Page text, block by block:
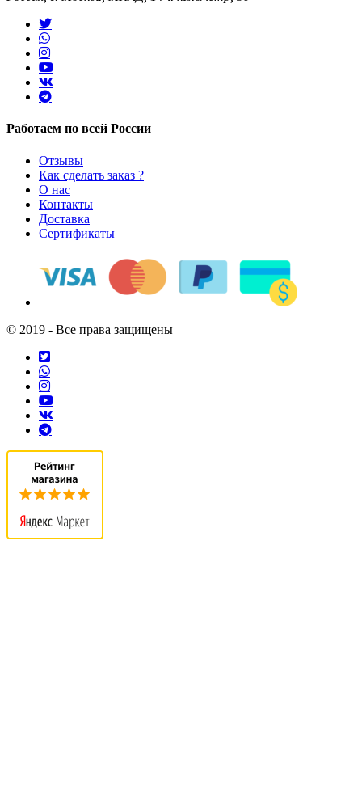
Работаем по всей России
Отзывы
Как сделать заказ ?
О нас
Контакты
Доставка
Сертификаты
© 2019 - Все права защищены